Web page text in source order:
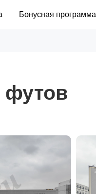
Бонусная программа
футов